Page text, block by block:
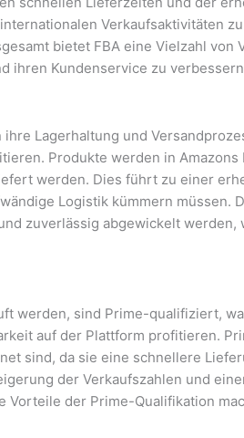
Verkaufsaktivitäten
bietet FBA eine Vielzahl von
ihren Kundenservice zu
Lagerhaltung und
Produkte werden in Amazons
werden. Dies führt zu einer
Logistik kümmern müssen.
zuverlässig abgewickelt
werden, sind Prime-qualifiziert,
auf der Plattform profitieren.
sind, da sie eine schnellere
der Verkaufszahlen und
der Prime-Qualifikation